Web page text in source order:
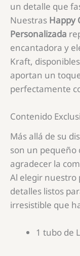
un detalle que
Nuestras Happy
Personalizada
encantadora y
Kraft,
aportan un
perfectamente
Contenido
Más allá de su
son un pequeño
agradecer la
Al elegir nuestro
detalles listos
irresistible que
1 tubo de